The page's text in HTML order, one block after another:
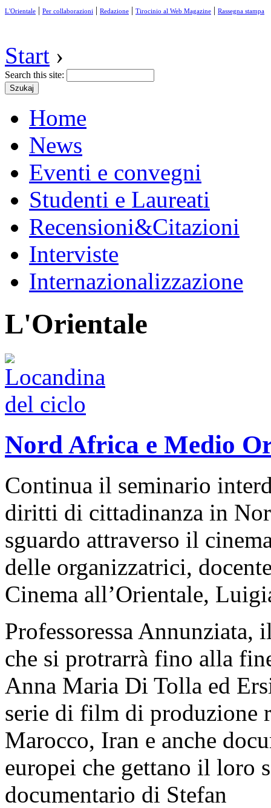
L'Orientale | Per collaborazioni | Redazione | Tirocinio al Web Magazine | Rassegna stampa
Start ›
Search this site:
Home
News
Eventi e convegni
Studenti e Laureati
Recensioni&Citazioni
Interviste
Internazionalizzazione
L'Orientale
Nord Africa e Medio
Continua il seminario
diritti di cittadinanza in
sguardo attraverso il
delle organizzatrici,
Cinema all’Orientale,
Professoressa Annunziata,
che si protrarrà fino alla
Anna Maria Di Tolla ed
serie di film di produzione
Marocco, Iran e anche
europei che gettano il loro
documentario di Stefan